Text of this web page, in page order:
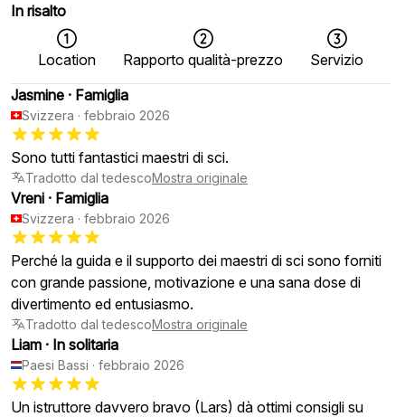
In risalto
Location Rapporto qualità-prezzo
Servizio
Jasmine · Famiglia
Svizzera · febbraio 2026
Sono tutti fantastici maestri di sci.
Tradotto dal tedescoMostra originale
Vreni · Famiglia
Svizzera · febbraio 2026
Perché la guida e il supporto dei maestri di sci sono forniti
con grande passione, motivazione e una sana dose di
divertimento ed entusiasmo.
Tradotto dal tedescoMostra originale
Liam · In solitaria
Paesi Bassi · febbraio 2026
Un istruttore davvero bravo (Lars) dà ottimi consigli su